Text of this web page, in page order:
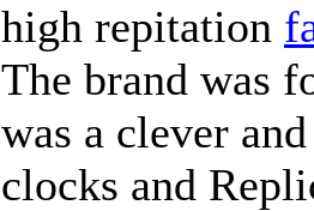
high repitation
The brand was
was a clever
clocks and